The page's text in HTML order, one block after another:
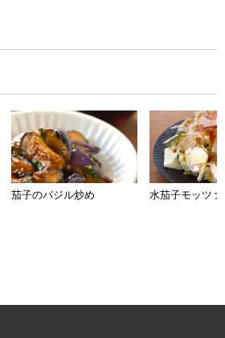
茄子のバジル炒め 水茄子モッツァ